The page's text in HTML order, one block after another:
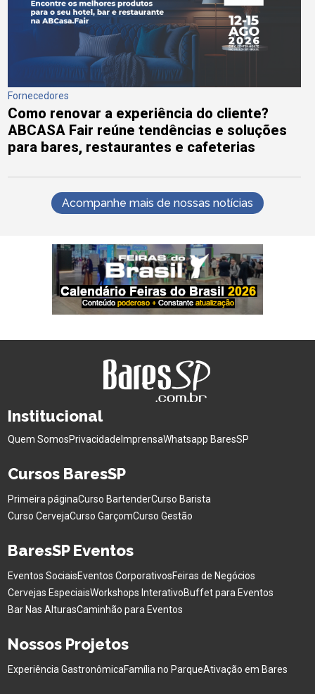
Fornecedores
Como renovar a experiência do cliente?
ABCASA Fair reúne tendências e soluções
para bares, restaurantes e cafeterias
Acompanhe mais de nossas notícias
Institucional
Quem SomosPrivacidade ImprensaWhatsapp BaresSP
Cursos BaresSP
Primeira páginaCurso BartenderCurso Barista
Curso CervejaCurso GarçomCurso Gestão
BaresSP Eventos
Eventos SociaisEventos CorporativosFeiras de Negócios
Cervejas EspeciaisWorkshops InterativoBuffet para Eventos
Bar Nas AlturasCaminhão para Eventos
Nossos Projetos
Experiência GastronômicaFamília no ParqueAtivação em Bares